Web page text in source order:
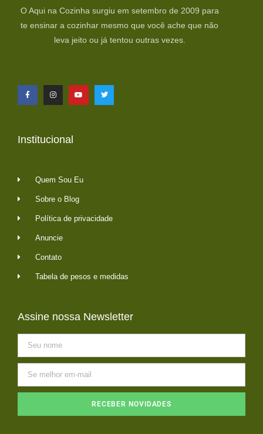
O Aqui na Cozinha surgiu em setembro de 2009 para
te ensinar a cozinhar mesmo que você ache que não
leva jeito ou já tentou outras vezes.
Institucional
Quem Sou Eu
Sobre o Blog
Política de privacidade
Anuncie
Contato
Tabela de pesos e medidas
Assine nossa Newsletter
RECEBER NOVIDADES